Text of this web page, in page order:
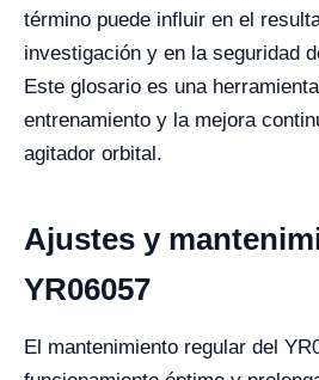
término puede influir en el
investigación y en la seguridad
Este glosario es una
entrenamiento y la mejora
agitador orbital.
Ajustes y
YR06057
El mantenimiento regular del